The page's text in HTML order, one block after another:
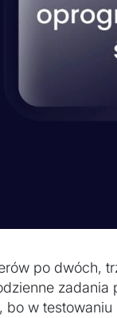
po dwóch,
bo w testowaniu